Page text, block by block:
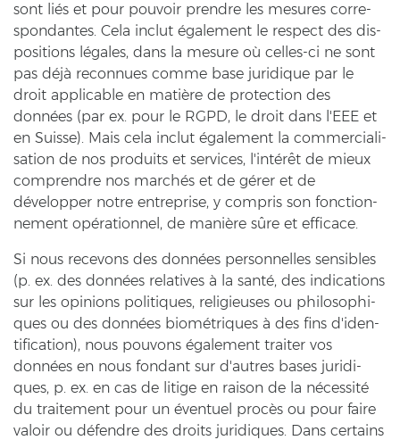
sont liés et pour pou­voir prend­re les me­su­res cor­re­
spond­an­tes. Cela in­clut également le re­spect des dis­
po­si­ti­ons légales, dans la me­su­re où celles-​ci ne sont
pas déjà re­con­nues comme base ju­ri­di­que par le
droit ap­pli­ca­ble en matière de pro­tec­tion des
données (par ex. pour le RGPD, le droit dans l'EEE et
en Suis­se). Mais cela in­clut également la com­mer­cia­li­
sa­ti­on de nos pro­duits et ser­vices, l'intérêt de mieux
com­prend­re nos marchés et de gérer et de
développer notre en­t­re­pri­se, y com­pris son fonc­ti­on­
ne­ment opérationnel, de manière sûre et ef­fi­cace.
Si nous rece­vons des données per­son­nel­les sen­si­bles
(p. ex. des données re­la­ti­ves à la santé, des in­di­ca­ti­ons
sur les opi­ni­ons po­li­ti­ques, re­li­gieu­ses ou phi­lo­so­phi­
ques ou des données biométriques à des fins d'iden­
ti­fi­ca­ti­on), nous pou­vons également trai­ter vos
données en nous fond­ant sur d'autres bases ju­ri­di­
ques, p. ex. en cas de li­ti­ge en rai­son de la nécessité
du trai­te­ment pour un éventuel procès ou pour faire
va­loir ou défendre des droits ju­ri­di­ques. Dans cer­tains